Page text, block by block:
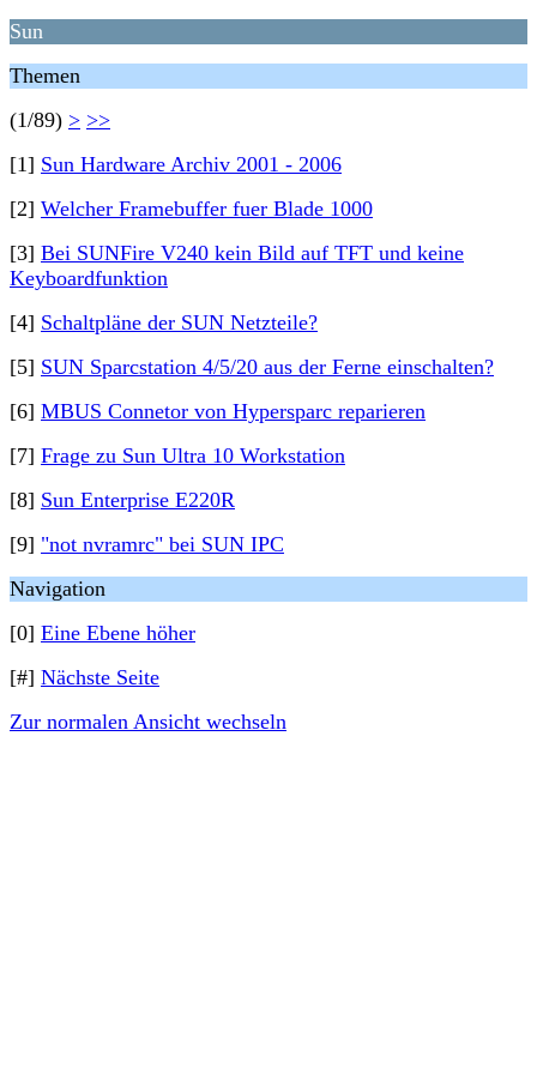
Sun
Themen
(1/89) > >>
[1] Sun Hardware Archiv 2001 - 2006
[2] Welcher Framebuffer fuer Blade 1000
[3] Bei SUNFire V240 kein Bild auf TFT und keine
Keyboardfunktion
[4] Schaltpläne der SUN Netzteile?
[5] SUN Sparcstation 4/5/20 aus der Ferne einschalten?
[6] MBUS Connetor von Hypersparc reparieren
[7] Frage zu Sun Ultra 10 Workstation
[8] Sun Enterprise E220R
[9] "not nvramrc" bei SUN IPC
Navigation
[0] Eine Ebene höher
[#] Nächste Seite
Zur normalen Ansicht wechseln